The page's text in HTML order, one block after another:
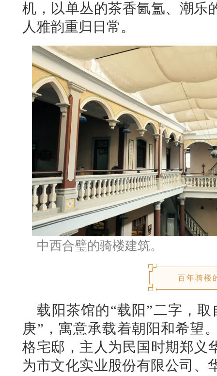
机，以单丛的茶香氤氲、潮乐
人雅韵重归日常。
中西合璧的骑楼建筑。
百年骑楼
载阳茶馆的“载阳”二字，
庚”，寓意承载着朝阳和希望
格宅邸，主人为民国时期郑义
为市文化实业股份有限公司、